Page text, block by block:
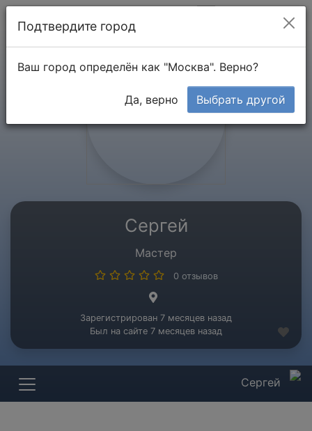
Сергей
Мастер
0 отзывов
Зарегистрирован 7 месяцев назад
Был на сайте 7 месяцев назад
Сергей
Подтвердите город
Ваш город определён как "Москва". Верно?
Да, верно Выбрать другой